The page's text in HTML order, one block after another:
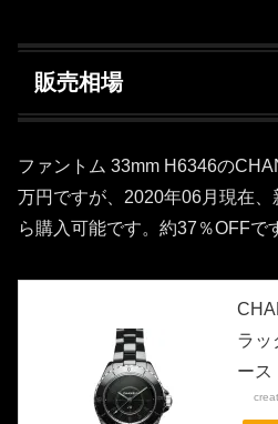
販売相場
ファントム 33mm H6346の
万円ですが、2020年06月現在
ら購入可能です。約37％OFFで
ラッ
ース